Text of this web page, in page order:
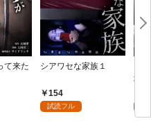
て来た
シアワセな家族１
154
試読フル
地